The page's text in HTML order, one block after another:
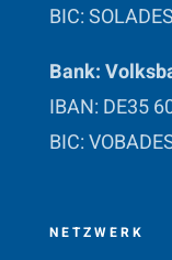
BIC:
Bank:
IBAN: DE35
BIC:
NETZWERK